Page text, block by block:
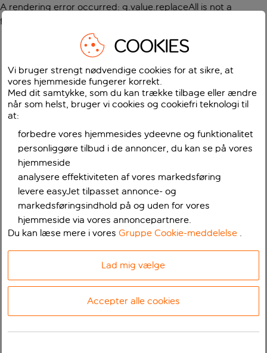
A rendering error occurred: g.value.replaceAll is not a
function
COOKIES
Vi bruger strengt nødvendige cookies for at sikre, at
vores hjemmeside fungerer korrekt.
Med dit samtykke, som du kan trække tilbage eller ændre
når som helst, bruger vi cookies og cookiefri teknologi til
at:
forbedre vores hjemmesides ydeevne og funktionalitet
personliggøre tilbud i de annoncer, du kan se på vores
hjemmeside
analysere effektiviteten af vores markedsføring
levere easyJet tilpasset annonce- og
markedsføringsindhold på og uden for vores
hjemmeside via vores annoncepartnere.
Du kan læse mere i voresGruppe Cookie-meddelelse .
Lad mig vælge
Accepter alle cookies